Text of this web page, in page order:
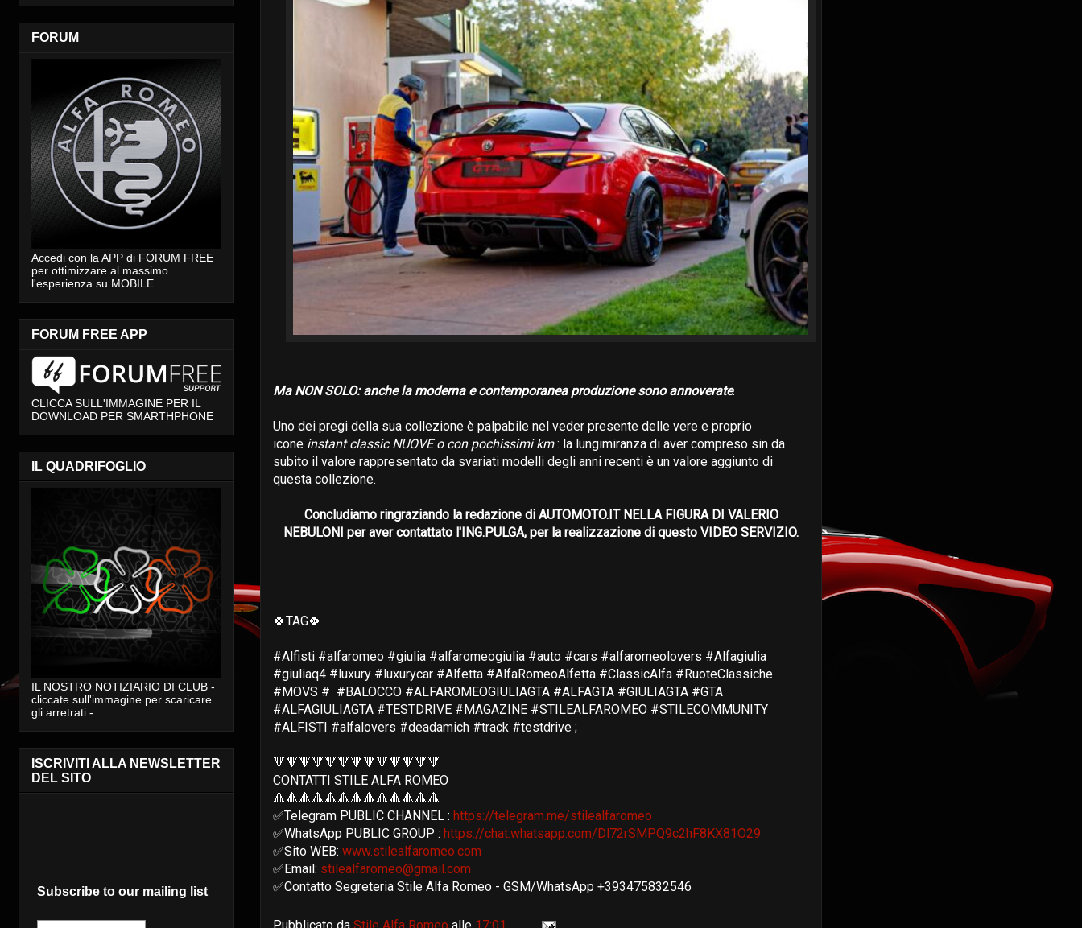
Ma NON SOLO: anche la moderna e contemporanea produzione sono annoverate.
Uno dei pregi della sua collezione è palpabile nel veder presente delle vere e proprio
icone instant classic NUOVE o con pochissimi km: la lungimiranza di aver compreso sin da
subito il valore rappresentato da svariati modelli degli anni recenti è un valore aggiunto di
questa collezione.
Concludiamo ringraziando la redazione di AUTOMOTO.IT NELLA FIGURA DI VALERIO
NEBULONI per aver contattato l'ING.PULGA, per la realizzazione di questo VIDEO SERVIZIO.
🍀TAG🍀
#Alfisti #alfaromeo #giulia #alfaromeogiulia #auto #cars #alfaromeolovers #Alfagiulia
#giuliaq4 #luxury #luxurycar #Alfetta #AlfaRomeoAlfetta #ClassicAlfa #RuoteClassiche
#MOVS # #BALOCCO #ALFAROMEOGIULIAGTA #ALFAGTA #GIULIAGTA #GTA
#ALFAGIULIAGTA #TESTDRIVE #MAGAZINE #STILEALFAROMEO #STILECOMMUNITY
#ALFISTI #alfalovers #deadamich #track #testdrive ;
🔻🔻🔻🔻🔻🔻🔻🔻🔻🔻🔻🔻🔻
CONTATTI STILE ALFA ROMEO
🔺🔺🔺🔺🔺🔺🔺🔺🔺🔺🔺🔺🔺
✅Telegram PUBLIC CHANNEL : https://telegram.me/stilealfaromeo
✅WhatsApp PUBLIC GROUP : https://chat.whatsapp.com/Dl72rSMPQ9c2hF8KX81O29
✅Sito WEB: www.stilealfaromeo.com
✅Email: stilealfaromeo@gmail.com
✅Contatto Segreteria Stile Alfa Romeo - GSM/WhatsApp +393475832546
FORUM
Accedi con la APP di FORUM FREE
per ottimizzare al massimo
l'esperienza su MOBILE
FORUM FREE APP
CLICCA SULL'IMMAGINE PER IL
DOWNLOAD PER SMARTHPHONE
IL QUADRIFOGLIO
IL NOSTRO NOTIZIARIO DI CLUB -
cliccate sull'immagine per scaricare
gli arretrati -
ISCRIVITI ALLA NEWSLETTER
DEL SITO
Subscribe to our mailing list